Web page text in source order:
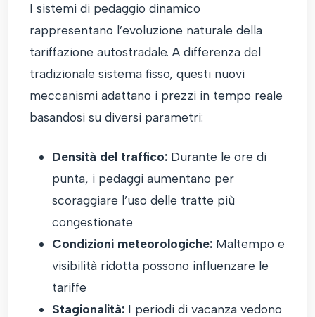
I sistemi di pedaggio dinamico
rappresentano l’evoluzione naturale della
tariffazione autostradale. A differenza del
tradizionale sistema fisso, questi nuovi
meccanismi adattano i prezzi in tempo reale
basandosi su diversi parametri:
Densità del traffico: Durante le ore di
punta, i pedaggi aumentano per
scoraggiare l’uso delle tratte più
congestionate
Condizioni meteorologiche: Maltempo e
visibilità ridotta possono influenzare le
tariffe
Stagionalità: I periodi di vacanza vedono